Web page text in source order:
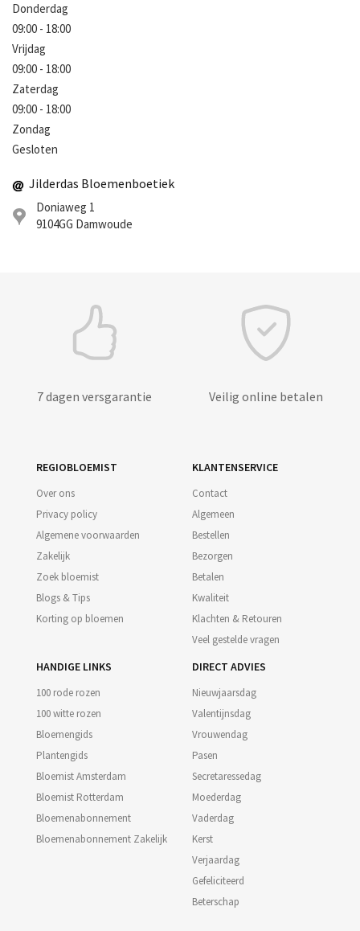
Donderdag
09:00 - 18:00
Vrijdag
09:00 - 18:00
Zaterdag
09:00 - 18:00
Zondag
Gesloten
Jilderdas Bloemenboetiek
Doniaweg 1
9104GG Damwoude
7 dagen versgarantie Veilig online betalen
REGIOBLOEMIST
Over ons
Privacy policy
Algemene voorwaarden
Zakelijk
Zoek bloemist
Blogs & Tips
Korting op bloemen
KLANTENSERVICE
Contact
Algemeen
Bestellen
Bezorgen
Betalen
Kwaliteit
Klachten & Retouren
Veel gestelde vragen
HANDIGE LINKS
100 rode rozen
100 witte rozen
Bloemengids
Plantengids
Bloemist Amsterdam
Bloemist Rotterdam
Bloemenabonnement
Bloemenabonnement Zakelijk
DIRECT ADVIES
Nieuwjaarsdag
Valentijnsdag
Vrouwendag
Pasen
Secretaressedag
Moederdag
Vaderdag
Kerst
Verjaardag
Gefeliciteerd
Beterschap